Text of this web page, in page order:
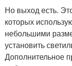
Но выход есть.
которых
небольшими
установить
Дополнительное